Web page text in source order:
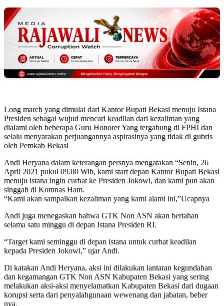
Long march yang dimulai dari Kantor Bupati Bekasi menuju Istana
Presiden sebagai wujud mencari keadilan dari kezaliman yang
dialami oleh beberapa Guru Honorer Yang tergabung di FPHI dan
selalu menyarakan perjuangannya aspirasinya yang tidak di gubris
oleh Pemkab Bekasi
Andi Heryana dalam keterangan persnya mengatakan “Senin, 26
April 2021 pukul 09.00 Wib, kami start depan Kantor Bupati Bekasi
menuju istana ingin curhat ke Presiden Jokowi, dan kami pun akan
singgah di Komnas Ham.
“Kami akan sampaikan kezaliman yang kami alami ini,”Ucapnya
Andi juga menegaskan bahwa GTK Non ASN akan bertahan
selama satu minggu di depan Istana Presiden RI.
“Target kami seminggu di depan istana untuk curhat keadilan
kepada Presiden Jokowi,” ujar Andi.
Di katakan Andi Heryana, aksi ini dilakukan lantaran kegundahan
dan kegamangan GTK Non ASN Kabupaten Bekasi yang sering
melakukan aksi-aksi menyelamatkan Kabupaten Bekasi dari dugaan
korupsi serta dari penyalahgunaan wewenang dan jabatan, beber
nya.